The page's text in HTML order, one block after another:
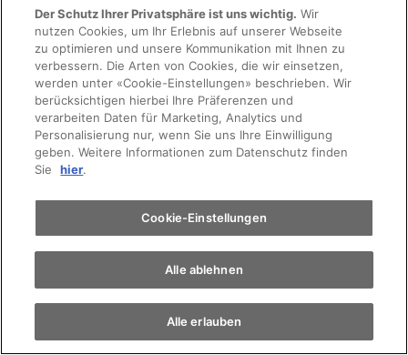
1/0
Probefahrt
Terminvereinbarung
Auto finden
Elektromobilität
Der Schutz Ihrer Privatsphäre ist uns wichtig. Wir
nutzen Cookies, um Ihr Erlebnis auf unserer Webseite
zu optimieren und unsere Kommunikation mit Ihnen zu
verbessern. Die Arten von Cookies, die wir einsetzen,
werden unter «Cookie-Einstellungen» beschrieben. Wir
berücksichtigen hierbei Ihre Präferenzen und
verarbeiten Daten für Marketing, Analytics und
Personalisierung nur, wenn Sie uns Ihre Einwilligung
geben. Weitere Informationen zum Datenschutz finden
Sie
hier.
Cookie-Einstellungen
Alle ablehnen
Alle erlauben